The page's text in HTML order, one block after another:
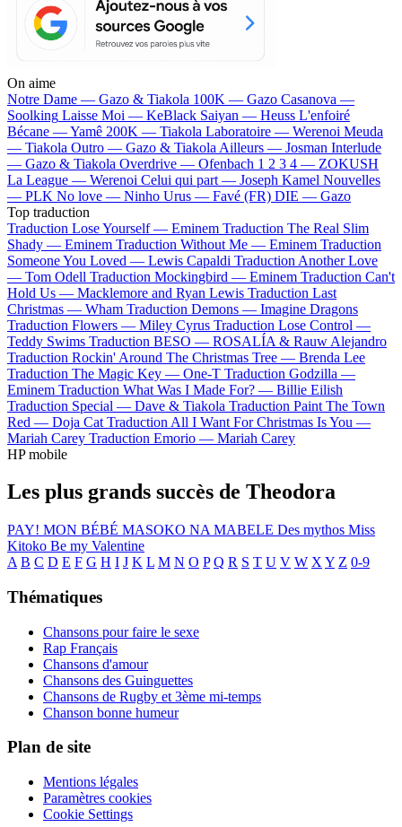
On aime
Notre Dame — Gazo & Tiakola 100K — Gazo Casanova —
Soolking Laisse Moi — KeBlack Saiyan — Heuss L'enfoiré
Bécane —Yamê 200K — Tiakola Laboratoire — Werenoi Meuda
— Tiakola Outro — Gazo & Tiakola Ailleurs — Josman Interlude
— Gazo & Tiakola Overdrive — Ofenbach 1 2 3 4 — ZOKUSH
La League — Werenoi Celui qui part — Joseph Kamel Nouvelles
— PLK No love — Ninho Urus — Favé (FR) DIE — Gazo
Top traduction
Traduction Lose Yourself — Eminem Traduction The Real Slim
Shady — Eminem Traduction Without Me — Eminem Traduction
Someone You Loved — Lewis Capaldi Traduction Another Love
— Tom Odell Traduction Mockingbird — Eminem Traduction Can't
Hold Us — Macklemore and Ryan Lewis Traduction Last
Christmas — Wham Traduction Demons — Imagine Dragons
Traduction Flowers — Miley Cyrus Traduction Lose Control —
Teddy Swims Traduction BESO — ROSALÍA & Rauw Alejandro
Traduction Rockin' Around The Christmas Tree — Brenda Lee
Traduction The Magic Key — One-T Traduction Godzilla —
Eminem Traduction What Was I Made For? — Billie Eilish
Traduction Special — Dave & Tiakola Traduction Paint The Town
Red — Doja Cat Traduction All I Want For Christmas Is You —
Mariah Carey Traduction Emorio — Mariah Carey
HP mobile
Les plus grands succès de Theodora
PAY! MON BÉBÉ MASOKO NA MABELE Des mythos Miss
Kitoko Be my Valentine
A B C D E F G H I J K L M N O P Q R S T U V W X Y Z 0-9
Thématiques
Chansons pour faire le sexe
Rap Français
Chansons d'amour
Chansons des Guinguettes
Chansons de Rugby et 3ème mi-temps
Chanson bonne humeur
Plan de site
Mentions légales
Paramètres cookies
Cookie Settings